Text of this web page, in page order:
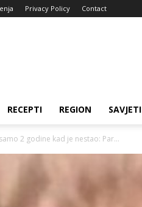
Privacy Policy Contact
RECEPTI REGION SAVJETI
2 godine kad je nestao: Par...